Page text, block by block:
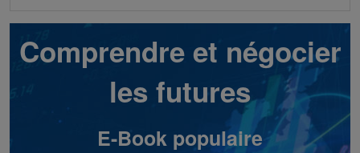
Comprendre et négocier
les futures
E-Book populaire